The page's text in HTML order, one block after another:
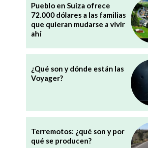
Pueblo en Suiza ofrece
72.000 dólares a las familias
que quieran mudarse a vivir
ahí
¿Qué son y dónde están las
Voyager?
Terremotos: ¿qué son y por
qué se producen?